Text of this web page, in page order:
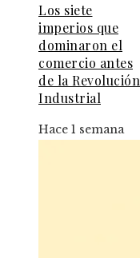
Los siete
imperios que
dominaron el
comercio antes
de la Revolución
Industrial
Hace 1 semana